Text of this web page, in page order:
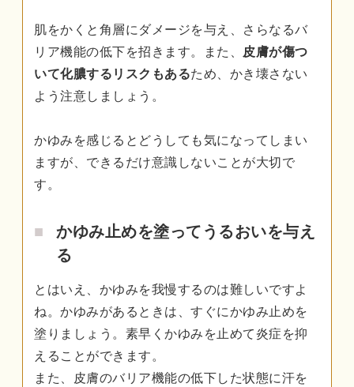
肌をかくと角層にダメージを与え、さらなるバ
リア機能の低下を招きます。また、 皮膚が傷つ
いて化膿するリスクもあるため、かき壊さない
よう注意しましょう。
かゆみを感じるとどうしても気になってしまい
ますが、できるだけ意識しないことが大切で
す。
かゆみ止めを塗ってうるおいを与え
る
とはいえ、かゆみを我慢するのは難しいですよ
ね。かゆみがあるときは、すぐにかゆみ止めを
塗りましょう。素早くかゆみを止めて炎症を抑
えることができます。
また、皮膚のバリア機能の低下した状態に汗を